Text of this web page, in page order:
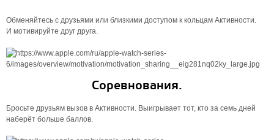
Обменяйтесь с друзьями или близкими доступом к кольцам Активности.
И мотивируйте друг друга.
Соревнования.
Бросьте друзьям вызов в Активности. Выигрывает тот, кто за семь дней
наберёт больше баллов.